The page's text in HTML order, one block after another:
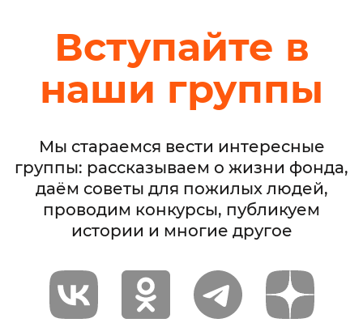
Вступайте в
наши группы
Мы стараемся вести интересные
группы: рассказываем о жизни фонда,
даём советы для пожилых людей,
проводим конкурсы, публикуем
истории и многие другое